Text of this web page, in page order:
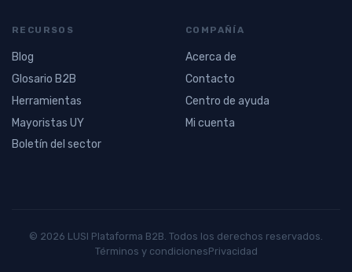
RECURSOS
Blog
Glosario B2B
Herramientas
Mayoristas UY
Boletín del sector
COMPAÑÍA
Acerca de
Contacto
Centro de ayuda
Mi cuenta
© 2026 LUSI Plataforma B2B. Todos los derechos reservados.
Términos y condicionesPrivacidad